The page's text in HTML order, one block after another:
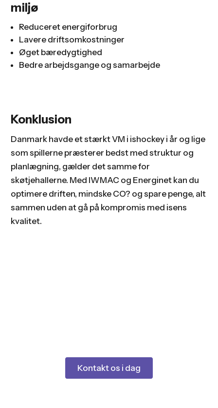
miljø
Reduceret energiforbrug
Lavere driftsomkostninger
Øget bæredygtighed
Bedre arbejdsgange og samarbejde
Konklusion
Danmark havde et stærkt VM i ishockey i år og lige
som spillerne præsterer bedst med struktur og
planlægning, gælder det samme for
skøtjehallerne. Med IWMAC og Energinet kan du
optimere driften, mindske CO? og spare penge, alt
sammen uden at gå på kompromis med isens
kvalitet.
Kontakt os i dag